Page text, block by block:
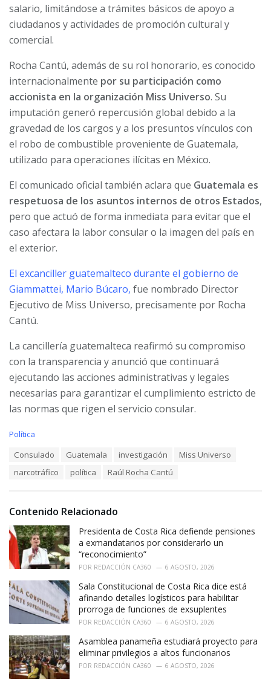
salario, limitándose a trámites básicos de apoyo a
ciudadanos y actividades de promoción cultural y
comercial.
Rocha Cantú, además de su rol honorario, es conocido
internacionalmente por su participación como
accionista en la organización Miss Universo. Su
imputación generó repercusión global debido a la
gravedad de los cargos y a los presuntos vínculos con
el robo de combustible proveniente de Guatemala,
utilizado para operaciones ilícitas en México.
El comunicado oficial también aclara que Guatemala es
respetuosa de los asuntos internos de otros Estados,
pero que actuó de forma inmediata para evitar que el
caso afectara la labor consular o la imagen del país en
el exterior.
El excanciller guatemalteco durante el gobierno de
Giammattei, Mario Búcaro, fue nombrado Director
Ejecutivo de Miss Universo, precisamente por Rocha
Cantú.
La cancillería guatemalteca reafirmó su compromiso
con la transparencia y anunció que continuará
ejecutando las acciones administrativas y legales
necesarias para garantizar el cumplimiento estricto de
las normas que rigen el servicio consular.
C
i
s
:
Política
Consulado Guatemala investigación
Miss Universo
narcotráfico
política Raúl Rocha Cantú
Contenido Relacionado
Presidenta de Costa Rica defiende pensiones
a exmandatarios por considerarlo un
“reconocimiento”
POR REDACCIÓN CA360 6 AGOSTO, 2026
Sala Constitucional de Costa Rica dice está
afinando detalles logísticos para habilitar
prorroga de funciones de exsuplentes
POR REDACCIÓN CA360 6 AGOSTO, 2026
Asamblea panameña estudiará proyecto para
eliminar privilegios a altos funcionarios
POR REDACCIÓN CA360 6 AGOSTO, 2026